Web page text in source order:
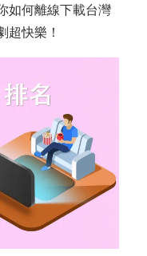
如何離線下載台灣
超快樂！